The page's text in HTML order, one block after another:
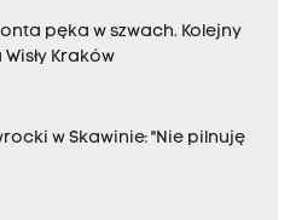
pęka w szwach. Kolejny
Kraków
w Skawinie: "Nie pilnuję